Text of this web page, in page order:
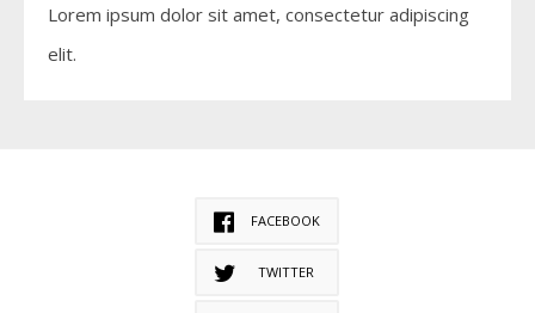
Lorem ipsum dolor sit amet, consectetur adipiscing
elit.
FACEBOOK
TWITTER